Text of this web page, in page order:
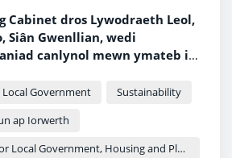
Cabinet dros Lywodraeth Leol,
Siân Gwenllian, wedi
canlynol mewn ymateb i'r
Local Government
Sustainability
ap Iorwerth
Cabinet Minister for Local Government, Housing and Planning - Siân Gwenllian